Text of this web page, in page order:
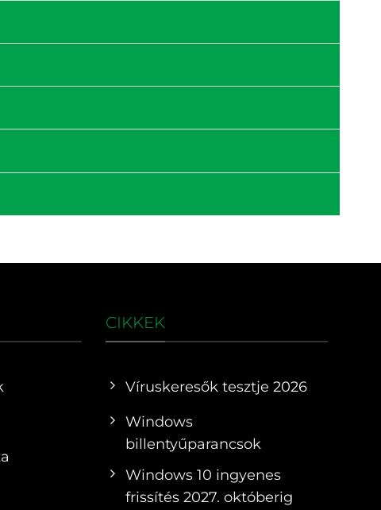
CIKKEK
Víruskeresők tesztje 2026
Windows
billentyűparancsok
Windows 10 ingyenes
frissítés 2027. októberig